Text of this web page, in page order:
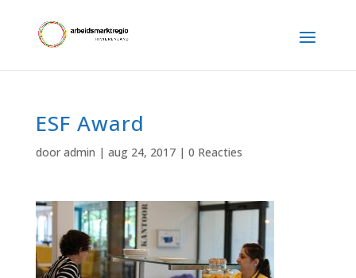
ESF Award
door admin | aug 24, 2017| 0 Reacties